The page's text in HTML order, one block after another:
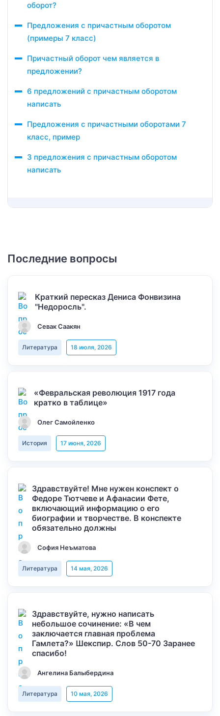
оборот?
Предложения с причастным оборотом
(примеры 7 класс)
Причастный оборот чем является в
предложении?
6 предложений с причастным оборотом
написать
Предложения с причастными оборотами 7
класс, пример
3 предложения с причастным оборотом
написать
Последние вопросы
Краткий пересказ Дениса Фонвизина
"Недоросль".
Севак Саакян
Литература 18 июля, 2026
«Февральская революция 1917 года
кратко в таблице»
Олег Самойленко
История 17 июня, 2026
Здравствуйте! Мне нужен конспект о
Федоре Тютчеве и Афанасии Фете,
включающий информацию о его
биографии и творчестве. В конспекте
обязательно должны
София Неъматова
Литература 14 мая, 2026
Здравствуйте, нужно написать
небольшое сочинение: «В чем
заключается главная проблема
Гамлета?» Шекспир. Слов 50-70 Заранее
спасибо!
Ангелина Балыбердина
Литература 10 мая, 2026